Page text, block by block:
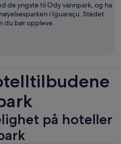
de yngste til Ody vannpark, og ha
i Iguaraçu. Stedet
du bør oppleve.
på hoteller